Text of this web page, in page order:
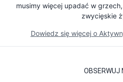
musimy więcej upadać w
zwycięskie
Dowiedz się więcej o
OBSERWUJ